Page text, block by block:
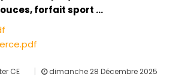
forfait sport ...
CE | dimanche 28 Décembre 2025